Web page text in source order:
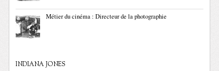
Métier du cinéma : Directeur de la photographie
INDIANA JONES